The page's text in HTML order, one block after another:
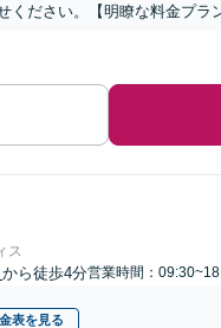
ください。【明瞭な料金プラ
ス
から徒歩4分営業時間：
表を見る